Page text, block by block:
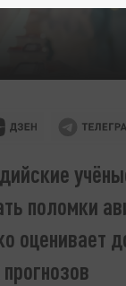
поломки
оценивает